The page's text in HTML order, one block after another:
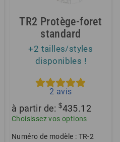
TR2 Protège-foret
standard
+2 tailles/styles
disponibles !
2 avis
à partir de:$435.12
Choisissez vos options
Numéro de modèle : TR-2